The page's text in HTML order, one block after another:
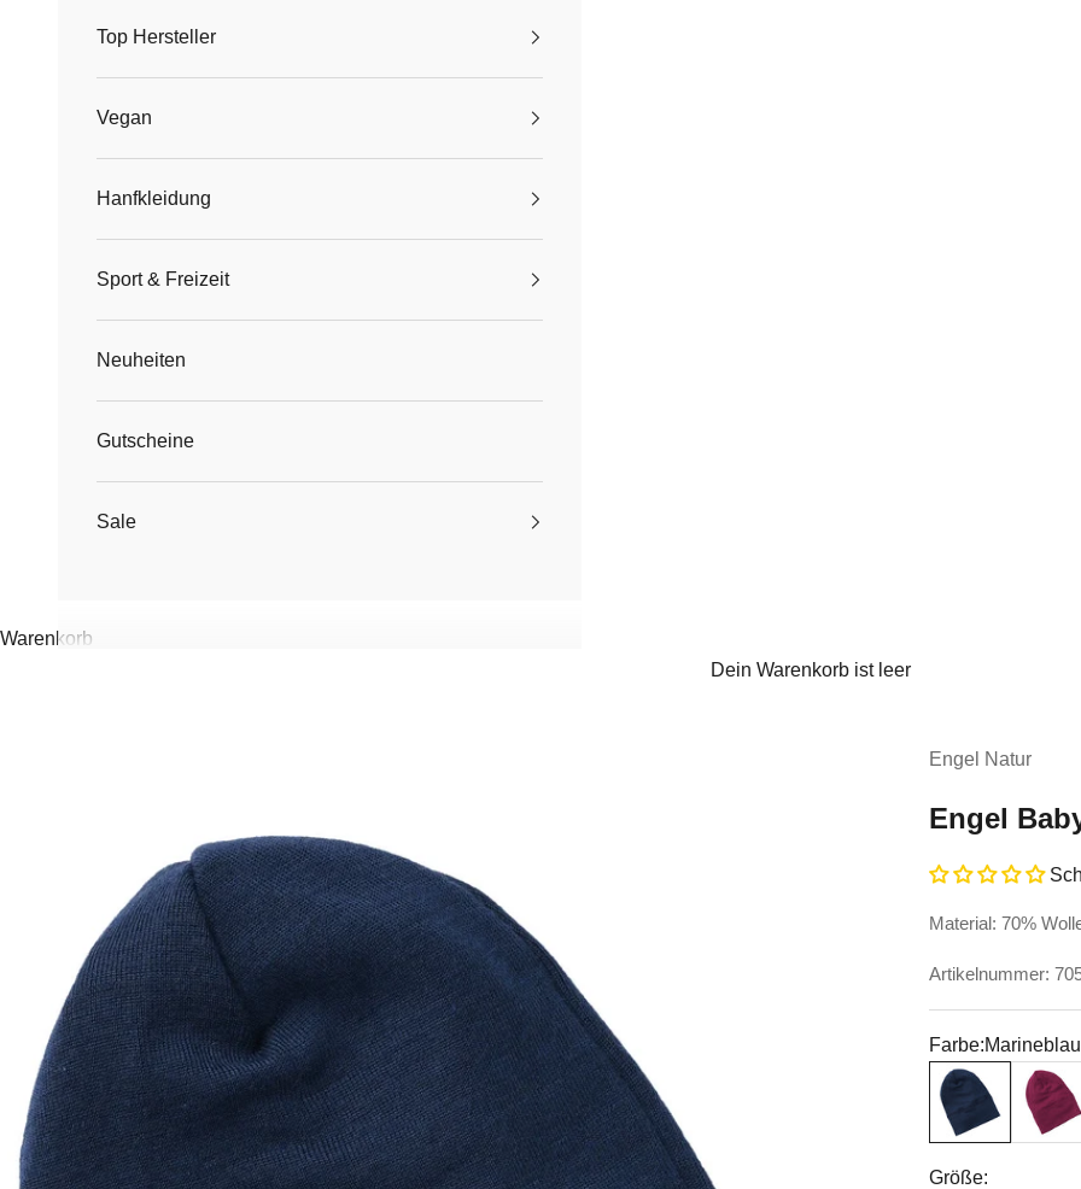
Top Hersteller
Vegan
Hanfkleidung
Sport & Freizeit
Neuheiten
Gutscheine
Sale
Warenkorb
Dein Warenkorb ist leer
Engel Natur
Engel
Material: 70%
Artikelnummer:
Farbe:Marineblau
Marineblau
Größe: